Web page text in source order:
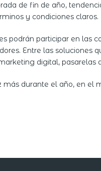
de fin de año,
y condiciones claros.
podrán participar en las
Entre las
digital,
más durante el año, en